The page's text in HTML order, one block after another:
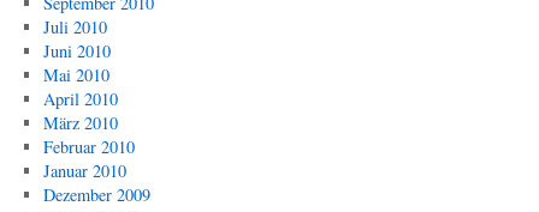
Juli 2010
Juni 2010
Mai 2010
April 2010
März 2010
Februar 2010
Januar 2010
Dezember 2009